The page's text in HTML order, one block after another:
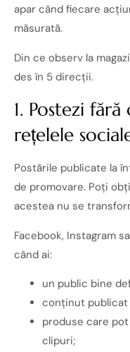
apar când fiecare
măsurată.
Din ce observ la
des în 5 direcții.
1. Postezi
rețelele
Postările publicate la
de promovare. Poți
acestea nu se
Facebook, Instagram
când ai:
un public bine
conținut
produse care
clipuri;